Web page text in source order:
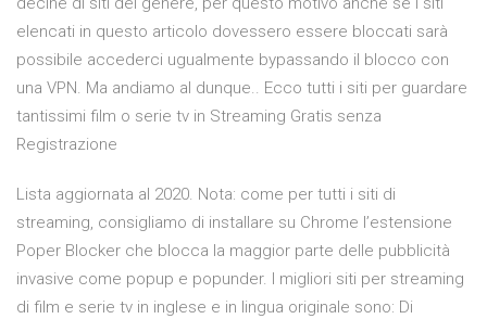
elencati in questo articolo dovessero essere bloccati sarà
possibile accederci ugualmente bypassando il blocco con
una VPN. Ma andiamo al dunque.. Ecco tutti i siti per guardare
tantissimi film o serie tv in Streaming Gratis senza
Registrazione
Lista aggiornata al 2020. Nota: come per tutti i siti di
streaming, consigliamo di installare su Chrome l’estensione
Poper Blocker che blocca la maggior parte delle pubblicità
invasive come popup e popunder. I migliori siti per streaming
di film e serie tv in inglese e in lingua originale sono: Di